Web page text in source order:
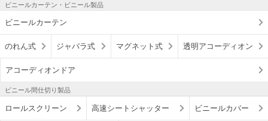
ビニールカーテン・ビニール製品
ビニールカーテン
のれん式 ジャバラ式 マグネット式 透明アコーディオン
アコーディオンドア
ビニール間仕切り製品
ロールスクリーン 高速シートシャッター ビニールカバー